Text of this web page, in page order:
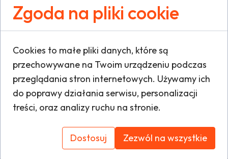
W tej sekcji warto umieścić istotne
warunki gwarancji, zalecenia dotyczące
oraz ewentualne certyfikaty lub nagrody.
i buduje zaufanie do marki.
Zgoda na pliki cookie
Cookies to małe pliki danych, które są
przechowywane na Twoim urządzeniu podczas
przeglądania stron internetowych. Używamy ich
do poprawy działania serwisu, personalizacji
treści, oraz analizy ruchu na stronie.
Dostosuj Zezwól na wszystkie